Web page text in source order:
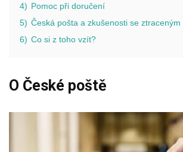
4) Pomoc při doručení
5) Česká pošta a zkušenosti se ztraceným
6) Co si z toho vzít?
O České poště